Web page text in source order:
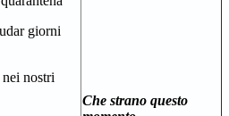
giorni
nostri
Che strano questo